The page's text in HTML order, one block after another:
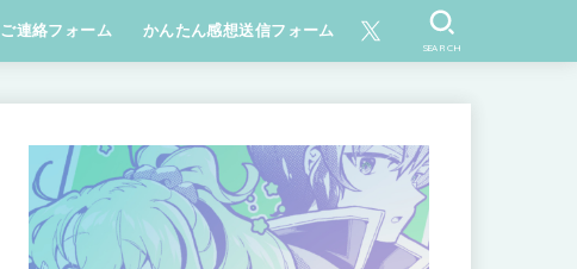
ご連絡フォーム かんたん感想送信フォーム
SEARCH